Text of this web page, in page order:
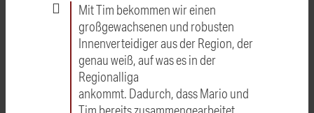
Mit Tim bekommen wir einen
großgewachsenen und robusten
Innenverteidiger aus der Region, der
genau weiß, auf was es in der
Regionalliga
ankommt. Dadurch, dass Mario und
Tim bereits zusammengearbeitet